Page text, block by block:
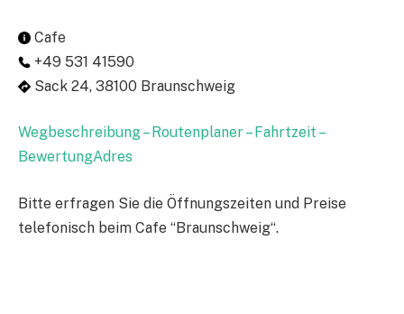
Cafe
+49 531 41590
Sack 24, 38100 Braunschweig
Wegbeschreibung – Routenplaner – Fahrtzeit –
BewertungAdres
Bitte erfragen Sie die Öffnungszeiten und Preise
telefonisch beim Cafe “Braunschweig“.